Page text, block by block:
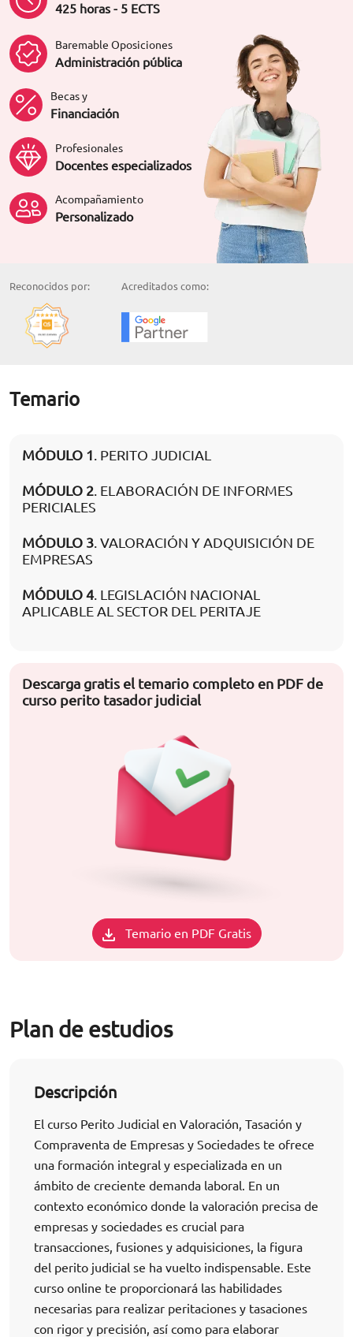
425 horas - 5 ECTS
Baremable Oposiciones
Administración pública
Becas y
Financiación
Profesionales
Docentes especializados
Acompañamiento
Personalizado
Reconocidos por: Acreditados como:
Temario
MÓDULO 1. PERITO JUDICIAL
MÓDULO 2. ELABORACIÓN DE INFORMES
PERICIALES
MÓDULO 3. VALORACIÓN Y ADQUISICIÓN DE
EMPRESAS
MÓDULO 4. LEGISLACIÓN NACIONAL
APLICABLE AL SECTOR DEL PERITAJE
Descarga gratis el temario completo en PDF de
curso perito tasador judicial
Temario en PDF Gratis
Plan de estudios
Descripción
El curso Perito Judicial en Valoración, Tasación y
Compraventa de Empresas y Sociedades te ofrece
una formación integral y especializada en un
ámbito de creciente demanda laboral. En un
contexto económico donde la valoración precisa de
empresas y sociedades es crucial para
transacciones, fusiones y adquisiciones, la figura
del perito judicial se ha vuelto indispensable. Este
curso online te proporcionará las habilidades
necesarias para realizar peritaciones y tasaciones
con rigor y precisión, así como para elaborar